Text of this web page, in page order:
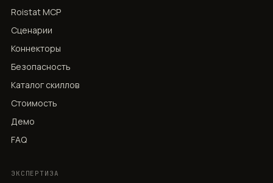
Roistat MCP
Сценарии
Коннекторы
Безопасность
Каталог скиллов
Стоимость
Демо
FAQ
ЭКСПЕРТИЗА